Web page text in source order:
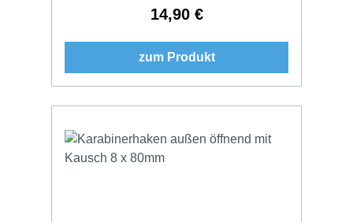
Regulärer Preis:
14,90 €
zum Produkt